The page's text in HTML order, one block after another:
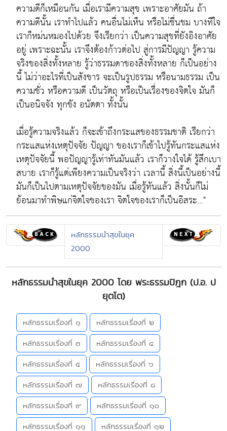
ความดีก็เหมือนกัน เมื่อเรามีความสุข เพราะอาศัยมัน ถ้า
ความดีนั้น เราทำไปแล้ว คนอื่นไม่เห็น หรือไม่ชื่นชม บางทีใจ
เราก็หม่นหมองไปด้วย จึงเรียกว่า เป็นความสุขที่ยังอิงอาศัย
อยู่ เพราะฉะนั้น เราจึงต้องก้าวต่อไป สู่การมีปัญญา รู้ความ
จริงของสิ่งทั้งหลาย รู้ว่าธรรมดาของสิ่งทั้งหลาย ก็เป็นอย่าง
นี้ ไม่ว่าอะไรที่เป็นสังขาร จะเป็นรูปธรรม หรือนามธรรม เป็น
ความชั่ว หรือความดี เป็นวัตถุ หรือเป็นเรื่องของจิตใจ มันก็
เป็นอนิจจัง ทุกขัง อนัตตา ทั้งนั้น
เมื่อรู้ความจริงแล้ว ก็จะเข้าถึงกระแสของธรรมชาติ เรียกว่า
กระแสแห่งเหตุปัจจัย ปัญญา ของเราก็เข้าไปรู้ทันกระแสแห่ง
เหตุปัจจัยนี้ พอปัญญารู้เท่าทันมันแล้ว เราก็วางใจได้ รู้สึกเบา
สบาย เราก็รู้แต่เพียงความเป็นจริงว่า เวลานี้ สิ่งนี้เป็นอย่างนี้
มันก็เป็นไปตามเหตุปัจจัยของมัน เมื่อรู้ทันแล้ว สิ่งนั้นก็ไม่
ย้อนมาทำพิษแก่จิตใจของเรา จิตใจของเราก็เป็นอิสระ..."
หลักธรรมนำสุขในยุค
2000
หลักธรรมนำสุขในยุค 2000 โดย พระธรรมปิฎก (ป.อ. ป
ยุตโต)
หลักธรรมเรื่องที่ ๑
หลักธรรมเรื่องที่ ๒
หลักธรรมเรื่องที่ ๓
หลักธรรมเรื่องที่ ๔
หลักธรรมเรื่องที่ ๕
หลักธรรมเรื่องที่ ๖
หลักธรรมเรื่องที่ ๗
หลักธรรมเรื่องที่ ๘
หลักธรรมเรื่องที่ ๙
หลักธรรมเรื่องที่ ๑๐
หลักธรรมเรื่องที่ ๑๑
หลักธรรมเรื่องที่ ๑๒